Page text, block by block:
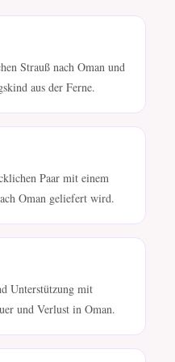
Strauß nach Oman und
aus der Ferne.
Paar mit einem
Oman geliefert wird.
Unterstützung mit
und Verlust in Oman.